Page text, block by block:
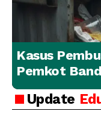
Kasus
Pemkot
Penanganan
Bertanggung
Update